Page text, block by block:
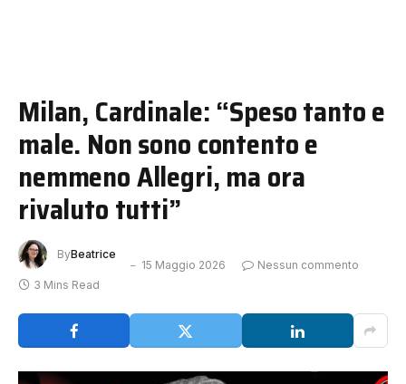
Milan, Cardinale: “Speso tanto e
male. Non sono contento e
nemmeno Allegri, ma ora
rivaluto tutti”
ByBeatrice
15 Maggio 2026
Nessun commento
3 Mins Read